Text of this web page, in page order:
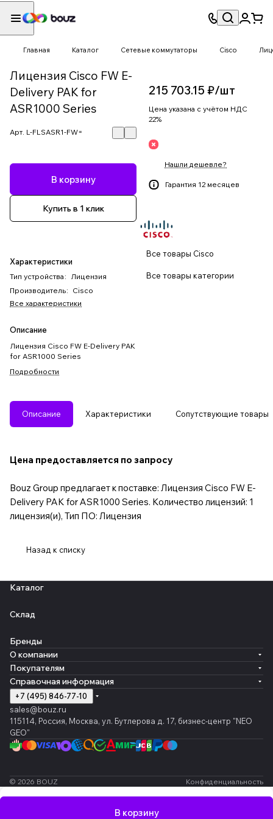
Главная Каталог Сетевые коммутаторы Cisco
Лицензия Cisco FW E-
Delivery PAK for
ASR1000 Series
Арт. L-FLSASR1-FW=
В корзину
Купить в 1 клик
Характеристики
Тип устройства : Лицензия
Производитель: Cisco
Все характеристики
Описание
Лицензия Cisco FW E-Delivery PAK
for ASR1000 Series
Подробности
215 703.15 ₽/шт
Цена указана с учётом НДС
22%
Нашли дешевле?
Гарантия 12 месяцев
Все товары Cisco
Все товары категории
Описание Характеристики Сопутствующие товары
Цена предоставляется по запросу
Bouz Group предлагает к поставке: Лицензия Cisco FW E-
Delivery PAK for ASR1000 Series. Количество лицензий: 1
лицензия(и), Тип ПО: Лицензия
Назад к списку
В корзину
Каталог
Склад
Бренды
О компании
Покупателям
Справочная информация
+7 (495) 846-77-10
sales@bouz.ru
115114, Россия, Москва, ул. Бутлерова д. 17, бизнес-центр "NEO
GEO"
© 2026 BOUZ Конфиденциальность